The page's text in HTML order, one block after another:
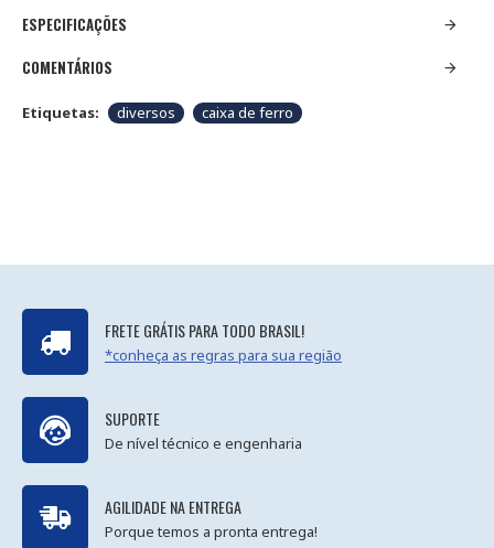
ESPECIFICAÇÕES
COMENTÁRIOS
Etiquetas: diversos caixa de ferro
FRETE GRÁTIS PARA TODO BRASIL!
*conheça as regras para sua região
SUPORTE
De nível técnico e engenharia
AGILIDADE NA ENTREGA
Porque temos a pronta entrega!